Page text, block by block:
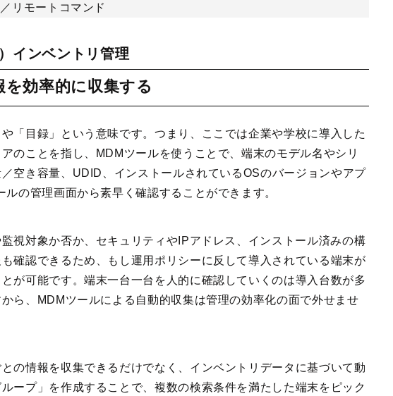
リモートコマンド
インベントリ管理
効率的に収集する
「目録」という意味です。つまり、ここでは企業や学校に導入した
のことを指し、MDMツールを使うことで、端末のモデル名やシリ
空き容量、UDID、インストールされているOSのバージョンやアプ
ルの管理画面から素早く確認することができます。
視対象か否か、セキュリティやIPアドレス、インストール済みの構
確認できるため、もし運用ポリシーに反して導入されている端末が
が可能です。端末一台一台を人的に確認していくのは導入台数が多
ら、MDMツールによる自動的収集は管理の効率化の面で外せませ
の情報を収集できるだけでなく、インベントリデータに基づいて動
ープ」を作成することで、複数の検索条件を満たした端末をピック